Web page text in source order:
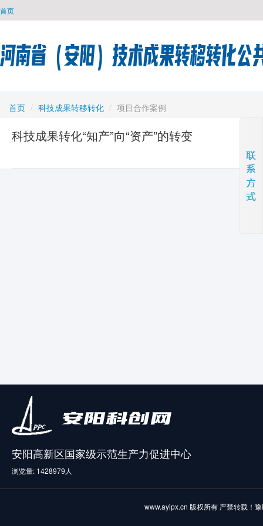
首页
首页 / 科技成果转移转化 / 项目合作案例
科技成果转化“知产”向“资产”的转变
安阳高新区国家级示范生产力促进中心
浏览量: 1428979人
www.ayipx.cn 版权所有 严禁转载！